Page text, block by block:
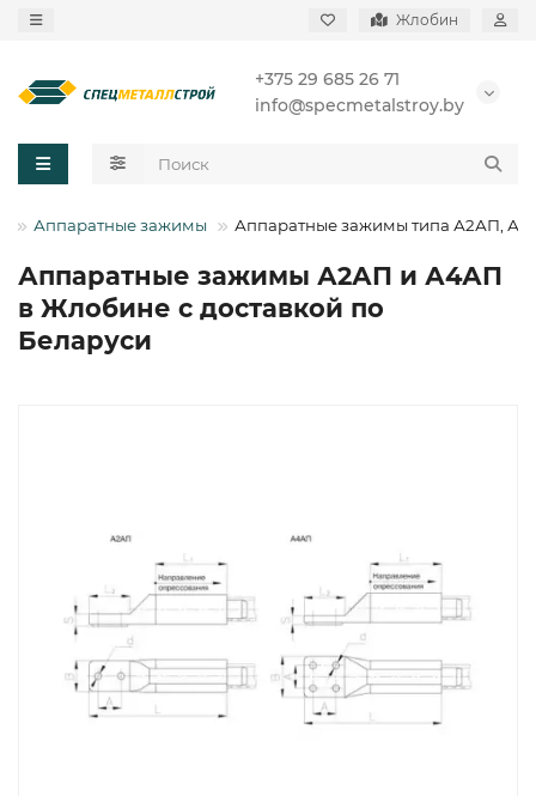
Жлобин
+375 29 685 26 71
info@specmetalstroy.by
Аппаратные зажимы Аппаратные зажимы типа А2АП,
Аппаратные зажимы А2АП и А4АП
в Жлобине с доставкой по
Беларуси